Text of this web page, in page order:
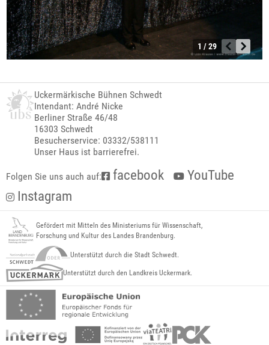
1 / 29
Uckermärkische Bühnen Schwedt
Intendant: André Nicke
Berliner Straße 46/48
16303 Schwedt
Besucherservice: 03332/538111
Unser Haus ist barrierefrei.
Folgen Sie uns auch auf: facebook
YouTube
Instagram
Gefördert mit Mitteln des Ministeriums für Wissenschaft,
Forschung und Kultur des Landes Brandenburg.
Unterstützt durch die Stadt Schwedt.
Unterstützt durch den Landkreis Uckermark.